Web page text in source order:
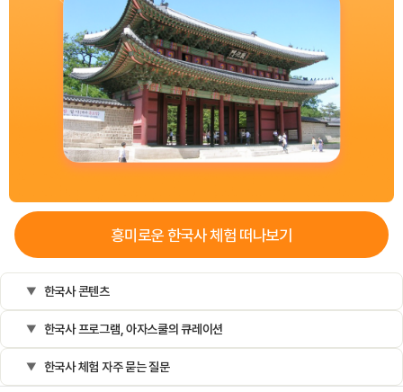
흥미로운한국사체험 떠나보기
한국사 콘텐츠
한국사 프로그램, 아자스쿨의 큐레이션
한국사 체험 자주 묻는 질문